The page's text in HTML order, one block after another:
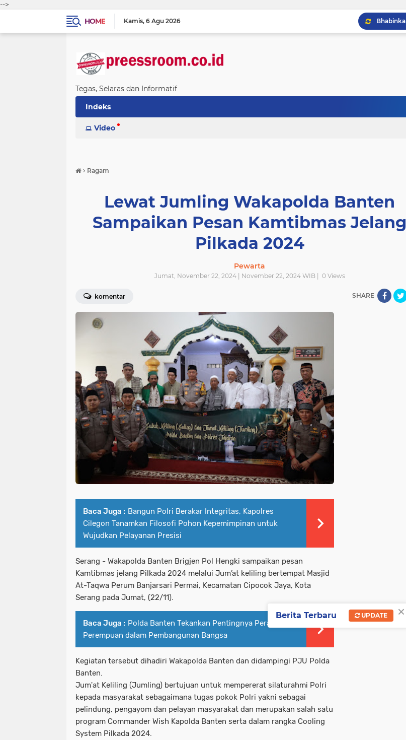
-->
HOME
Kamis 6 Agu 2026
Tegas, Selaras dan Informatif
Indeks
Video
› Ragam
Lewat Jumling Wakapolda Banten
Sampaikan Pesan Kamtibmas Jelang
Pilkada 2024
Pewarta
Jumat, November 22, 2024 | November 22, 2024 WIB | 0Views
komentar SHARE
Baca Juga : Bangun Polri Berakar Integritas, Kapolres
Cilegon Tanamkan Filosofi Pohon Kepemimpinan untuk
Wujudkan Pelayanan Presisi
Serang - Wakapolda Banten Brigjen Pol Hengki sampaikan pesan
Kamtibmas jelang Pilkada 2024 melalui Jum’at keliling bertempat Masjid
At-Taqwa Perum Banjarsari Permai, Kecamatan Cipocok Jaya, Kota
Serang pada Jumat, (22/11).
Baca Juga : Polda Banten Tekankan Pentingnya Peran
Perempuan dalam Pembangunan Bangsa
Kegiatan tersebut dihadiri Wakapolda Banten dan didampingi PJU Polda
Banten.
Jum'at Keliling (Jumling) bertujuan untuk mempererat silaturahmi Polri
kepada masyarakat sebagaimana tugas pokok Polri yakni sebagai
pelindung, pengayom dan pelayan masyarakat dan merupakan salah satu
program Commander Wish Kapolda Banten serta dalam rangka Cooling
System Pilkada 2024.
×
Berita Terbaru UPDATE